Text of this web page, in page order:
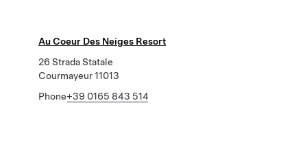
Au Coeur Des Neiges Resort
26 Strada Statale
Courmayeur 11013
Phone+39 0165 843 514